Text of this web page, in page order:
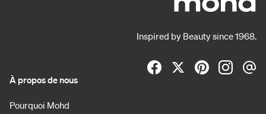
Inspired by Beauty since 1968.
À propos de nous
Pourquoi Mohd